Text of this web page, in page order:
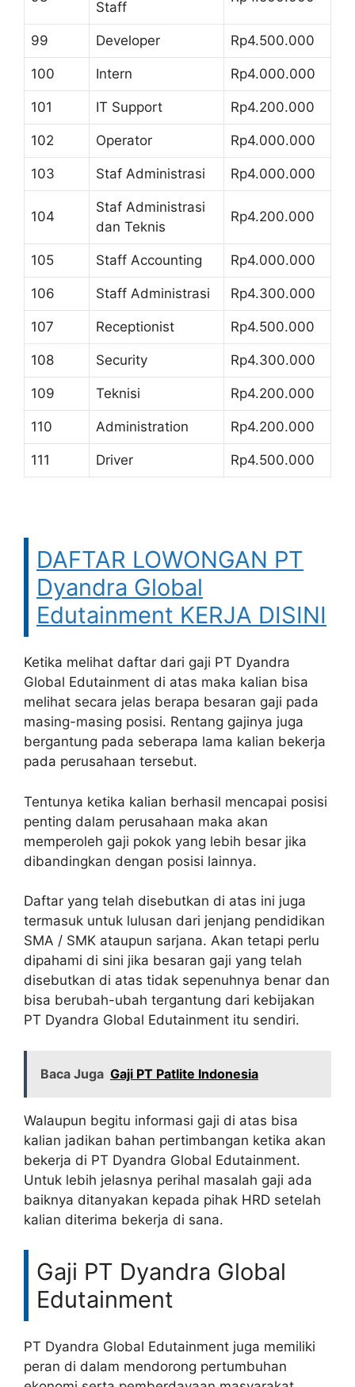
Staff
99 Developer Rp4.500.000
100 Intern Rp4.000.000
101 IT Support Rp4.200.000
102 Operator Rp4.000.000
103 Staf Administrasi Rp4.000.000
104
Staf Administrasi
dan Teknis
Rp4.200.000
105 Staff Accounting Rp4.000.000
106 Staff Administrasi Rp4.300.000
107 Receptionist Rp4.500.000
108 Security Rp4.300.000
109 Teknisi Rp4.200.000
110 Administration Rp4.200.000
111 Driver Rp4.500.000
DAFTAR LOWONGAN PT
Dyandra Global
Edutainment KERJA DISINI
Ketika melihat daftar dari gaji PT Dyandra
Global Edutainment di atas maka kalian bisa
melihat secara jelas berapa besaran gaji pada
masing-masing posisi. Rentang gajinya juga
bergantung pada seberapa lama kalian bekerja
pada perusahaan tersebut.
Tentunya ketika kalian berhasil mencapai posisi
penting dalam perusahaan maka akan
memperoleh gaji pokok yang lebih besar jika
dibandingkan dengan posisi lainnya.
Daftar yang telah disebutkan di atas ini juga
termasuk untuk lulusan dari jenjang pendidikan
SMA / SMK ataupun sarjana. Akan tetapi perlu
dipahami di sini jika besaran gaji yang telah
disebutkan di atas tidak sepenuhnya benar dan
bisa berubah-ubah tergantung dari kebijakan
PT Dyandra Global Edutainment itu sendiri.
Baca Juga Gaji PT Patlite Indonesia
Walaupun begitu informasi gaji di atas bisa
kalian jadikan bahan pertimbangan ketika akan
bekerja di PT Dyandra Global Edutainment.
Untuk lebih jelasnya perihal masalah gaji ada
baiknya ditanyakan kepada pihak HRD setelah
kalian diterima bekerja di sana.
Gaji PT Dyandra Global
Edutainment
PT Dyandra Global Edutainment juga memiliki
peran di dalam mendorong pertumbuhan